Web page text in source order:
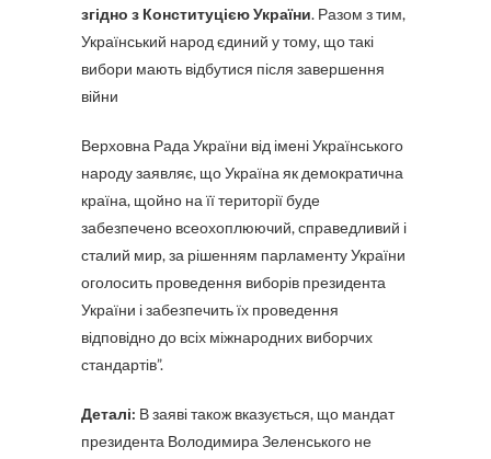
згідно з Конституцією України. Разом з тим,
Український народ єдиний у тому, що такі
вибори мають відбутися після завершення
війни
Верховна Рада України від імені Українського
народу заявляє, що Україна як демократична
країна, щойно на її території буде
забезпечено всеохоплюючий, справедливий і
сталий мир, за рішенням парламенту України
оголосить проведення виборів президента
України і забезпечить їх проведення
відповідно до всіх міжнародних виборчих
стандартів”.
Деталі: В заяві також вказується, що мандат
президента Володимира Зеленського не